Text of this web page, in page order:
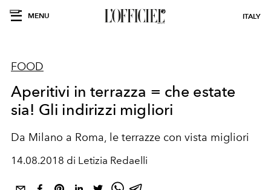
MENU ITALY
FOOD
Aperitivi in terrazza = che estate
sia! Gli indirizzi migliori
Da Milano a Roma, le terrazze con vista migliori
14.08.2018 di Letizia Redaelli